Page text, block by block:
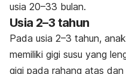
usia 20–33 bulan.
Usia 2–3 tahun
Pada usia 2–3 tahun,
memiliki gigi susu yang
gigi pada rahang atas